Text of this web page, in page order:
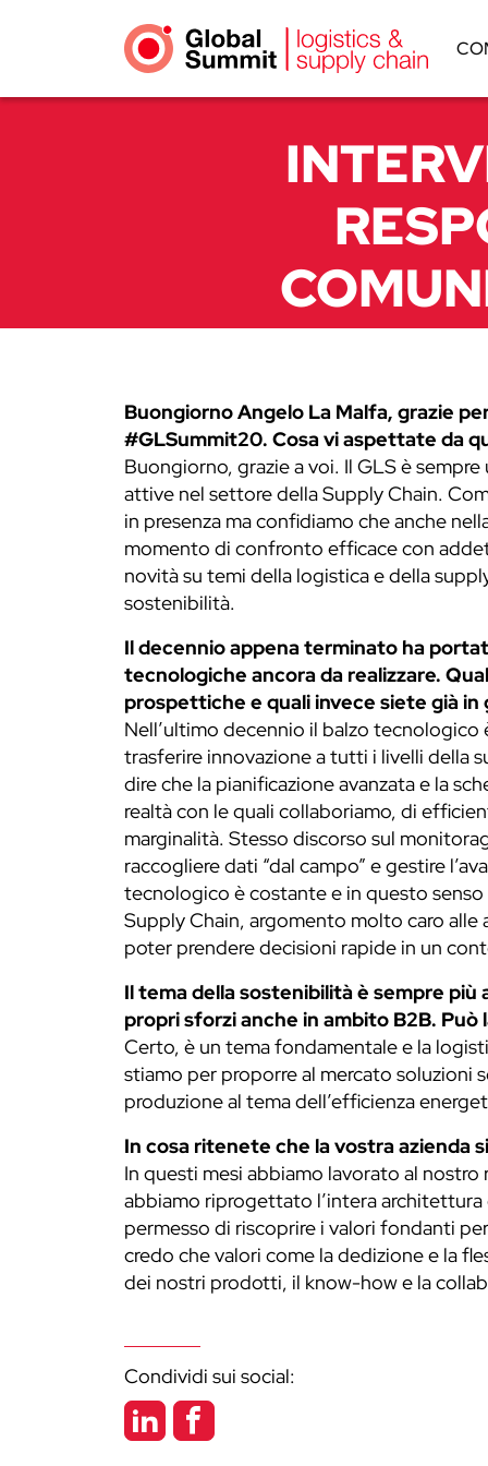
Buongiorno Angelo La Malfa, grazie
#GLSummit20. Cosa vi aspettate da
Buongiorno, grazie a voi. Il GLS è
attive nel settore della Supply Chain.
in presenza ma confidiamo che anche
momento di confronto efficace con
novità su temi della logistica e della
sostenibilità.
Il decennio appena terminato ha
tecnologiche ancora da realizzare.
prospettiche e quali invece siete già in
Nell’ultimo decennio il balzo
trasferire innovazione a tutti i livelli della
dire che la pianificazione avanzata e la
realtà con le quali collaboriamo, di
marginalità. Stesso discorso sul
raccogliere dati “dal campo” e gestire
tecnologico è costante e in questo
Supply Chain, argomento molto caro
poter prendere decisioni rapide in un
Il tema della sostenibilità è sempre
propri sforzi anche in ambito B2B.
Certo, è un tema fondamentale e la
stiamo per proporre al mercato soluzioni
produzione al tema dell’efficienza
In cosa ritenete che la vostra azienda
In questi mesi abbiamo lavorato al
abbiamo riprogettato l’intera
permesso di riscoprire i valori fondanti
credo che valori come la dedizione e la
dei nostri prodotti, il know-how e la
Condividi sui social: